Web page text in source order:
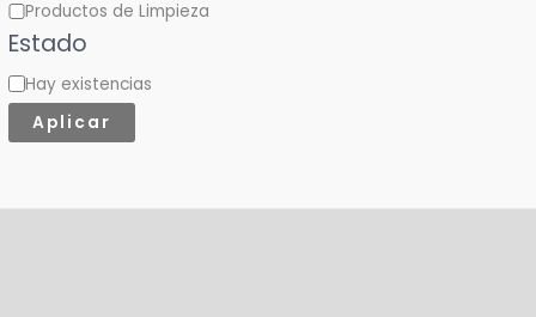
e
g
o
í
Productos de Limpieza
Estado
Hay existencias
Aplicar